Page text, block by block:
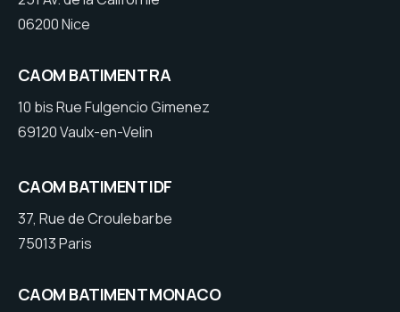
06200 Nice
CAOM BATIMENT RA
10 bis Rue Fulgencio Gimenez
69120 Vaulx-en-Velin
CAOM BATIMENT IDF
37, Rue de Croulebarbe
75013 Paris
CAOM BATIMENT MONACO